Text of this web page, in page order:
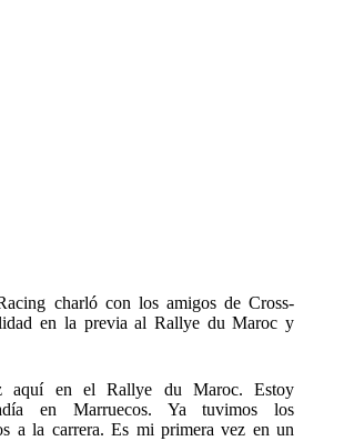
charló con los amigos de Cross-
en la previa al Rallye du Maroc y
aquí en el Rallye du Maroc. Estoy
en Marruecos. Ya tuvimos los
a la carrera. Es mi primera vez en un